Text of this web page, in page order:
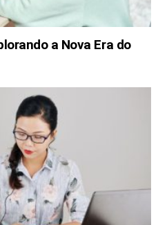
a Nova Era do